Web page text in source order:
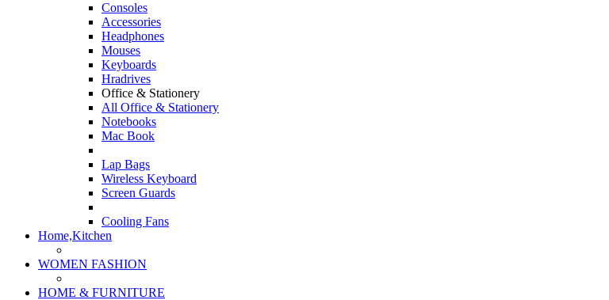
Consoles
Accessories
Headphones
Mouses
Keyboards
Hradrives
Office & Stationery
All Office & Stationery
Notebooks
Mac Book
Lap Bags
Wireless Keyboard
Screen Guards
Cooling Fans
Home,Kitchen
WOMEN FASHION
HOME & FURNITURE